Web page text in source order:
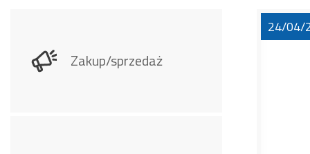
Zakup/sprzedaż
24/04/